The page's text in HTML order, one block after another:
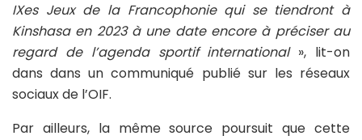
IXes Jeux de la Francophonie qui se tiendront à
Kinshasa en 2023 à une date encore à préciser au
regard de l’agenda sportif international », lit-on
dans dans un communiqué publié sur les réseaux
sociaux de l’OIF.
Par ailleurs, la même source poursuit que cette